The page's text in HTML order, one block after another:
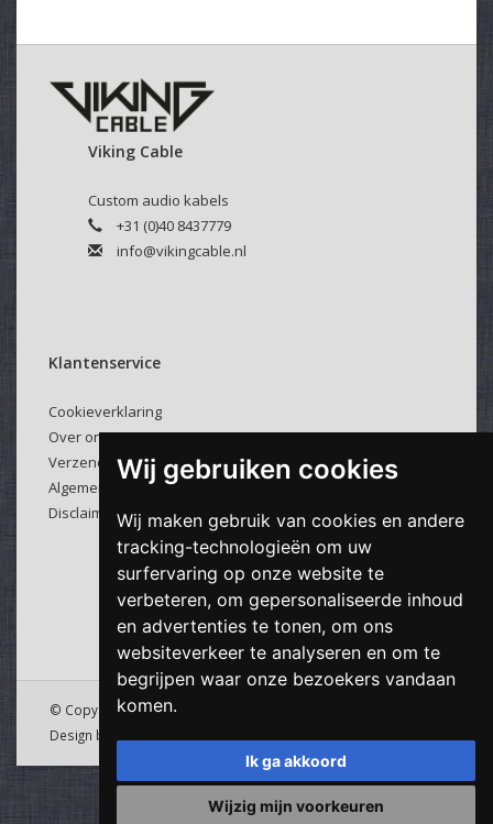
Wij gebruiken cookies
Wij maken gebruik van cookies en andere
tracking-technologieën om uw
surfervaring op onze website te
verbeteren, om gepersonaliseerde inhoud
en advertenties te tonen, om ons
websiteverkeer te analyseren en om te
begrijpen waar onze bezoekers vandaan
komen.
Ik ga akkoord
Wijzig mijn voorkeuren
niet in het standaard assortiment dan kunt ucontactmet
ons opnemen voor een passende offerte.
Viking Cable
Custom audio kabels
+31 (0)40 8437779
info@vikingcable.nl
Klantenservice
Cookieverklaring
Over ons
Verzenden & retourneren
Algemene voorwaarden
Disclaimer
© Copyright 2026 Viking Cable - Powered by
Design by